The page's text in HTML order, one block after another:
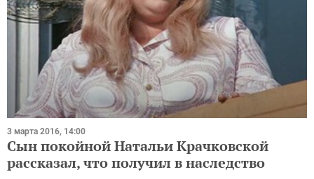
3 марта 2016, 14:00
Сын покойной Натальи Крачковской
рассказал, что получил в наследство